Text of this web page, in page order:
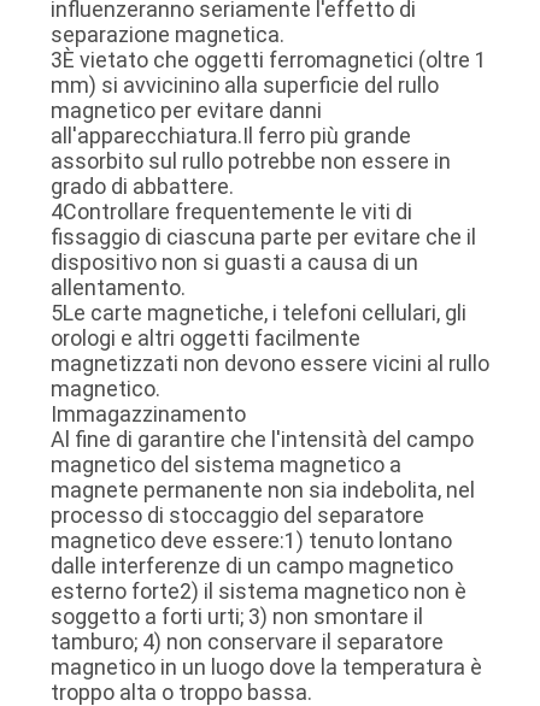
influenzeranno seriamente l'effetto di
separazione magnetica.
3È vietato che oggetti ferromagnetici (oltre 1
mm) si avvicinino alla superficie del rullo
magnetico per evitare danni
all'apparecchiatura.Il ferro più grande
assorbito sul rullo potrebbe non essere in
grado di abbattere.
4Controllare frequentemente le viti di
fissaggio di ciascuna parte per evitare che il
dispositivo non si guasti a causa di un
allentamento.
5Le carte magnetiche, i telefoni cellulari, gli
orologi e altri oggetti facilmente
magnetizzati non devono essere vicini al rullo
magnetico.
Immagazzinamento
Al fine di garantire che l'intensità del campo
magnetico del sistema magnetico a
magnete permanente non sia indebolita, nel
processo di stoccaggio del separatore
magnetico deve essere:1) tenuto lontano
dalle interferenze di un campo magnetico
esterno forte2) il sistema magnetico non è
soggetto a forti urti; 3) non smontare il
tamburo; 4) non conservare il separatore
magnetico in un luogo dove la temperatura è
troppo alta o troppo bassa.